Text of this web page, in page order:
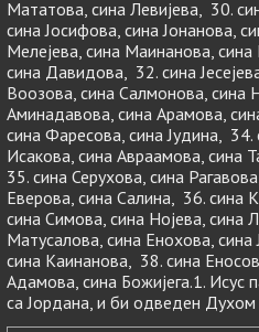
Мататова, сина Левијева, 30.
сина Јосифова, сина Јонанова,
Мелејева, сина Маинанова,
сина Давидова, 32. сина
Воозова, сина Салмонова, сина
Аминадавова, сина Арамова,
сина Фаресова, сина Јудина, 34.
Исакова, сина Авраамова, сина
35. сина Серухова, сина
Еверова, сина Салина, 36. сина
сина Симова, сина Нојева, сина
Матусалова, сина Енохова,
сина Каинанова, 38. сина
Адамова, сина Божијега.1. Исус
са Јордана, и би одведен Духом